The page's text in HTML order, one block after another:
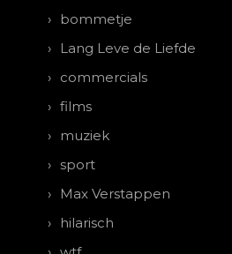
bommetje
Lang Leve de Liefde
commercials
films
muziek
sport
Max Verstappen
hilarisch